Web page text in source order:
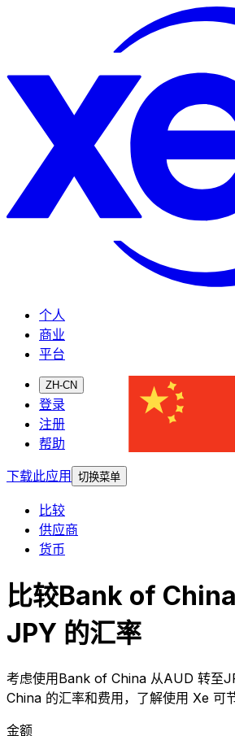
个人
商业
平台
ZH-CN
登录
注册
帮助
下载此应用
切换菜单
比较
供应商
货币
比较Bank of
JPY 的汇率
考虑使用Bank of China 从AUD 转至
China 的汇率和费用，了解使用 Xe 可
金额